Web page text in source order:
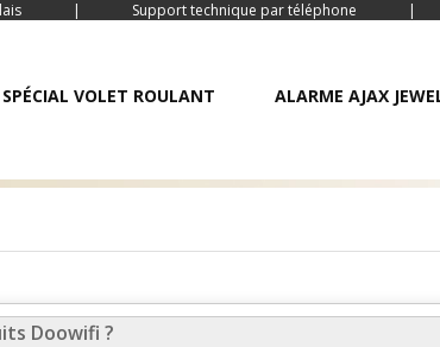
| Support technique par téléphone |
SPÉCIAL VOLET ROULANT ALARME AJAX
Doowifi ?